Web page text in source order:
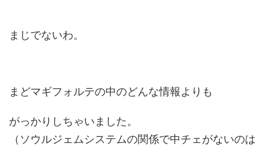
まじでないわ。
まどマギフォルテの中のどんな情報よりも
がっかりしちゃいました。
（ソウルジェムシステムの関係で中チェがないのは